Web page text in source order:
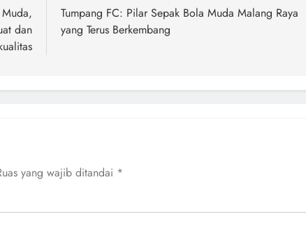
dan
Tumpang FC: Pilar Sepak Bola Muda Malang Raya
yang Terus Berkembang
yang wajib ditandai *